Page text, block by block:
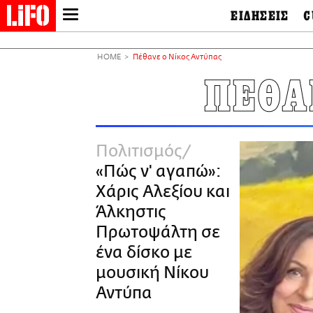
NEWSLETTER
ΜΙΚΡΟΠΡΑΓΜΑΤΑ
LIFOLAND
ΑΜΠΑ
PRINT
ΕΙΔΗΣΕΙΣ
Οικονομία
Πολιτισμός
TV & Media
Science
European Lifo
&
HOME Πέθανε ο Νίκος Αντύπας
Πολιτισμός
«Πώς ν' αγαπώ»:
Χάρις Αλεξίου και
Άλκηστις
Πρωτοψάλτη σε
ένα δίσκο με
μουσική Νίκου
Αντύπα